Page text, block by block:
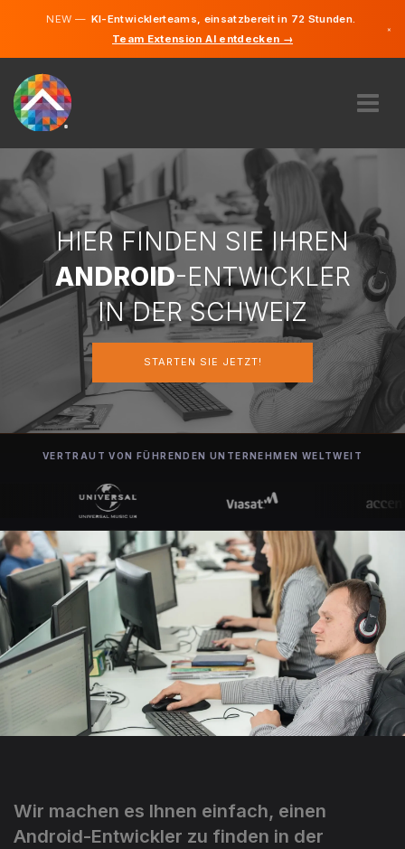
NEW —KI-Entwicklerteams, einsatzbereit in 72 Stunden.
Team Extension AI entdecken →
×
ÜBER UNS
EXPERTISE
WIE FUNKTIONIERT ES?
KARRIERE
FINDEN
SCHWEIZ
STARTEN SIE JETZT
Englisch
HIER FINDEN SIE IHREN
ANDROID-ENTWICKLER
IN DER SCHWEIZ
STARTEN SIE JETZT!
VERTRAUT VON FÜHRENDEN UNTERNEHMEN WELTWEIT
Wir machen es Ihnen einfach, einen
Android-Entwickler zu finden in der